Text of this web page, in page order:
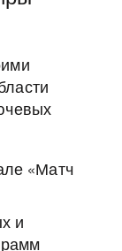
«Матч
и